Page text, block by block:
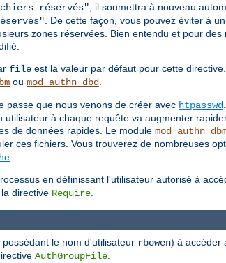
réservés" , il soumettra à nouveau
. De cette façon, vous pouvez éviter à
zones réservées. Bien entendu et pour
file est la valeur par défaut pour cette
ou mod_authn_dbd
passe que nous venons de créer avec htpasswd
à chaque requête va augmenter
de données rapides. Le module
ces fichiers. Vous trouverez de nombreuses
en définissant l'utilisateur autorisé à
directive Require
le nom d'utilisateur rbowen) à accéder
AuthGroupFile.